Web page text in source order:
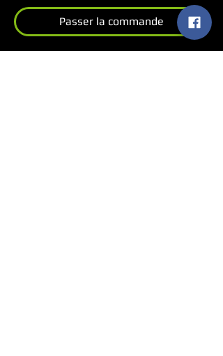
Passer la commande